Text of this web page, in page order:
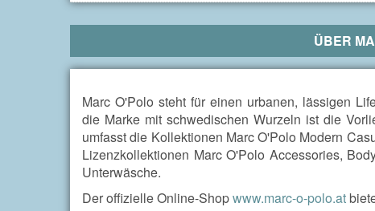
ÜBER
Marc O'Polo steht für einen urbanen, lässigen
die Marke mit schwedischen Wurzeln ist die
umfasst die Kollektionen Marc O'Polo Modern
Lizenzkollektionen Marc O'Polo Accessories,
Unterwäsche.
Der offizielle Online-Shopwww.marc-o-polo.at